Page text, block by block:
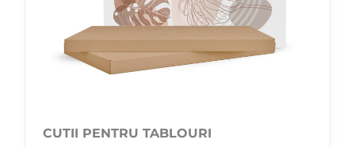
CUTII PENTRU TABLOURI